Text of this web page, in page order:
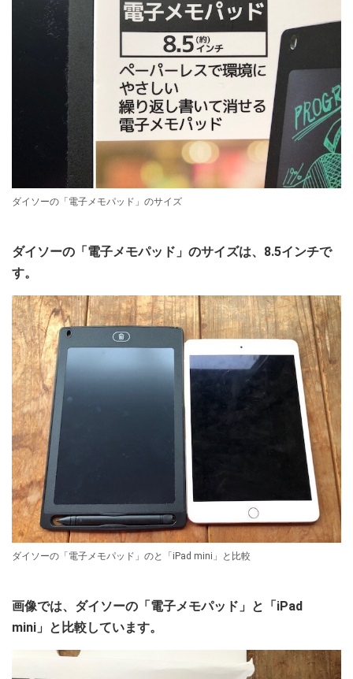
ダイソーの「電子メモパッド」のサイズ
ダイソーの「電子メモパッド」のサイズは、8.5インチで
す。
ダイソーの「電子メモパッド」のと「iPad mini」と比較
画像では、ダイソーの「電子メモパッド」と「iPad
mini」と比較しています。